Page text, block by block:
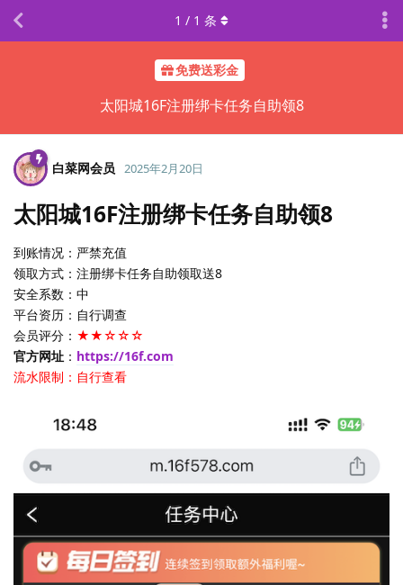
免费送彩金
太阳城16F注册绑卡任务自助领8
1 / 1 条
白菜网会员 2025年2月20日
太阳城16F注册绑卡任务自助领8
到账情况：严禁充值
领取方式：注册绑卡任务自助领取送8
安全系数：中
平台资历：自行调查
会员评分： ★★☆☆☆
官方网址 ： https://16f.com
流水限制：自行查看